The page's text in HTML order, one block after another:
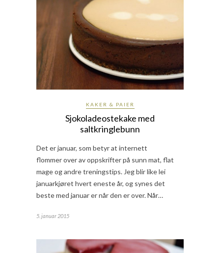
KAKER & PAIER
Sjokoladeostekake med
saltkringlebunn
Det er januar, som betyr at internett
flommer over av oppskrifter på sunn mat, flat
mage og andre treningstips. Jeg blir like lei
januarkjøret hvert eneste år, og synes det
beste med januar er når den er over. Når…
5. januar 2015